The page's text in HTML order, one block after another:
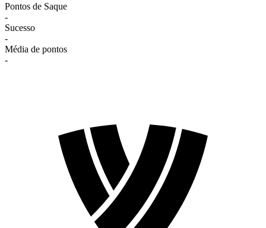
Pontos de Saque
-
Sucesso
-
Média de pontos
-